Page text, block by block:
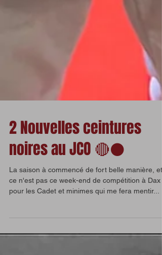
2 Nouvelles ceintures
noires au JCO 🔴⚫
La saison à commencé de fort belle manière, et
ce n'est pas ce week-end de compétition à Dax